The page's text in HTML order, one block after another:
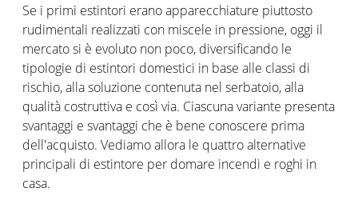
Se i primi estintori erano apparecchiature piuttosto
rudimentali realizzati con miscele in pressione, oggi il
mercato si è evoluto non poco, diversificando le
tipologie di estintori domestici in base alle classi di
rischio, alla soluzione contenuta nel serbatoio, alla
qualità costruttiva e così via. Ciascuna variante presenta
svantaggi e svantaggi che è bene conoscere prima
dell'acquisto. Vediamo allora le quattro alternative
principali di estintore per domare incendi e roghi in
casa.